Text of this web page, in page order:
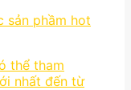
sản phầm hot
thể tham
nhất đến từ